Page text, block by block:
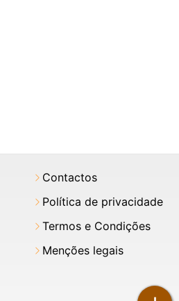
Contactos
Política de privacidade
Termos e Condições
Menções legais